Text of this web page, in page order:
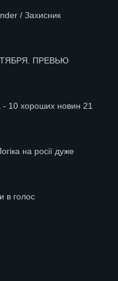
/ Захисник
ПРЕВЬЮ
- 10 хороших новин 21
на росії дуже
в голос